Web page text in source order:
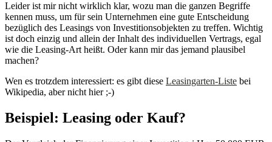
Leider ist mir nicht wirklich klar, wozu man die ganzen Begriffe
kennen muss, um für sein Unternehmen eine gute Entscheidung
bezüglich des Leasings von Investitionsobjekten zu treffen. Wichtig
ist doch einzig und allein der Inhalt des individuellen Vertrags, egal
wie die Leasing-Art heißt. Oder kann mir das jemand plausibel
machen?
Wen es trotzdem interessiert: es gibt diese Leasingarten-Liste bei
Wikipedia, aber nicht hier ;-)
Beispiel: Leasing oder Kauf?